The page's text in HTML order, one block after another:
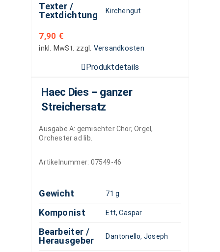
Texter /
Textdichtung
Kirchengut
7,90 €
inkl. MwSt. zzgl. Versandkosten
Produktdetails
Haec Dies – ganzer
Streichersatz
Ausgabe A: gemischter Chor, Orgel,
Orchester ad lib.
Artikelnummer: 07549-46
Gewicht 71 g
Komponist Ett, Caspar
Bearbeiter /
Herausgeber
Dantonello, Joseph